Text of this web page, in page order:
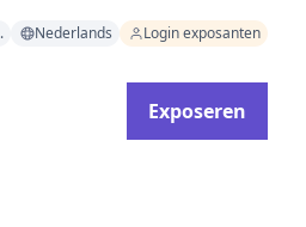
Nederlands Login exposanten
Exposeren